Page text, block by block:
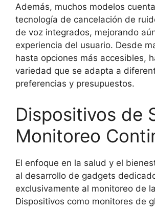
Además, muchos modelos
tecnología de cancelación de
de voz integrados, mejorando
experiencia del usuario. Desde
hasta opciones más accesibles,
variedad que se adapta a
preferencias y presupuestos.
Dispositivos de
Monitoreo
El enfoque en la salud y el
al desarrollo de gadgets
exclusivamente al monitoreo de
Dispositivos como monitores de